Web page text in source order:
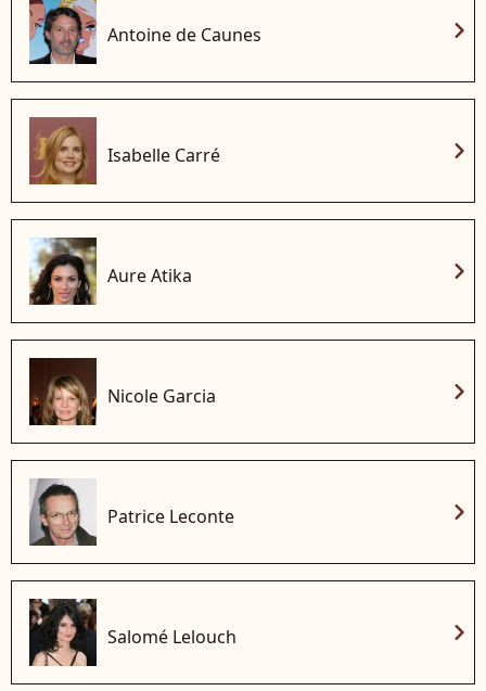
Antoine de Caunes chevron_right
Isabelle Carré chevron_right
Aure Atika chevron_right
Nicole Garcia chevron_right
Patrice Leconte chevron_right
Salomé Lelouch chevron_right